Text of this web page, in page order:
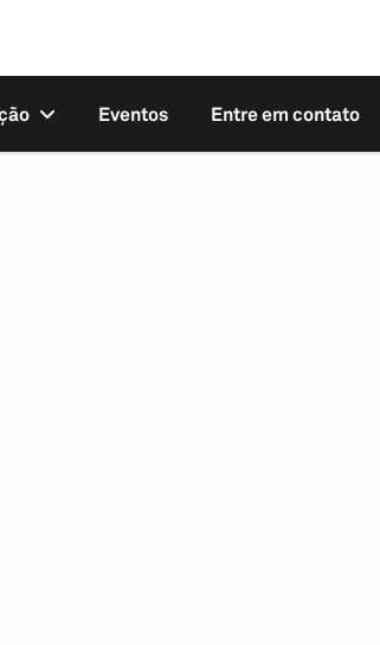
Eventos Entre em contato